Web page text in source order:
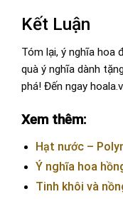
Kết Luận
Tóm lại, ý nghĩa hoa
quà ý nghĩa dành
phá! Đến ngay
Xem thêm:
Hạt nước –
Ý nghĩa hoa
Tinh khôi và